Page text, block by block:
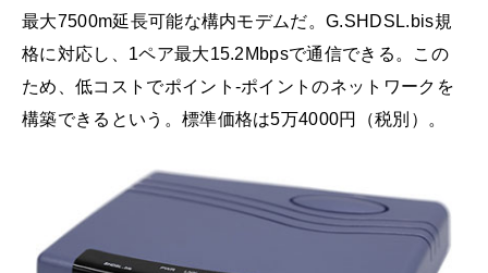
最大7500m延長可能な構内モデムだ。G.SHDSL.bis規
格に対応し、1ペア最大15.2Mbpsで通信できる。この
ため、低コストでポイント-ポイントのネットワークを
構築できるという。標準価格は5万4000円（税別）。